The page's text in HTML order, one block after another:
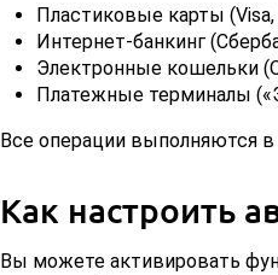
Пластиковые карты
Интернет-банкинг
Электронные кошельки
Платежные терминалы
Все операции выполняются в
Как настроить
Вы можете активировать